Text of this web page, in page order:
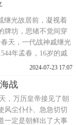
得了彪炳史册的台州
局势。台州还是戚继
地，
继光故居前，凝视着
牌坊，思绪不觉间穿
天，一代战神戚继光
年孟春，16岁的戚
毅目光的注视下，骑
的战场。彼时，早
光踌躇满志、意气风
激情
2024-07-23 17:07
战
，万历皇帝接见了朝
风尘仆仆、急急切切
一定是朝鲜出了大事